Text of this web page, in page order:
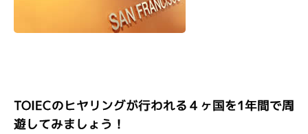
TOIECのヒヤリングが行われる４ヶ国を1年間で周
遊してみましょう！